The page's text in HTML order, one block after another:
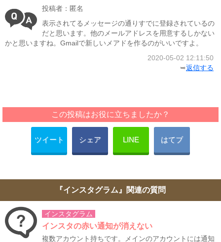
投稿者：匿名
表示されてるメッセージの通りすでに登録されているの
だと思います。他のメールアドレスを用意するしかない
かと思いますね。Gmailで新しいメアドを作るのがいいですよ。
2020-05-02 12:11:50
➥返信する
この投稿はお役に立ちましたか？
ツイート シェア LINE はてブ
『インスタグラム』関連の質問
インスタグラム
インスタの赤い通知が消えない
複数アカウント持ちです。メインのアカウントには通知